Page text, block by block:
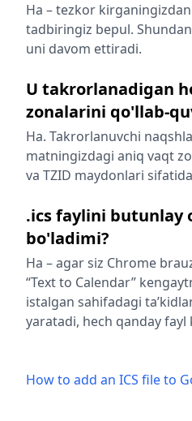
Ha – tezkor
tadbiringiz bepul.
uni davom ettiradi.
U takrorlanadigan
zonalarini qo'llab-
Ha. Takrorlanuvchi
matningizdagi aniq vaqt
va TZID maydonlari
.ics faylini butunlay
bo'ladimi?
Ha – agar siz Chrome
“Text to Calendar”
istalgan sahifadagi
yaratadi, hech qanday fayl
How to add an ICS file to